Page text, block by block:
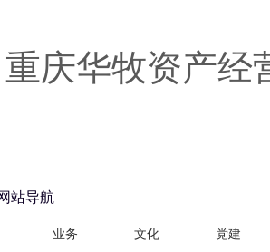
重庆华牧资产
站导航
业务
文化
党建